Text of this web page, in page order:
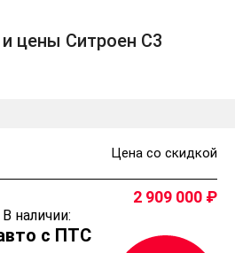
цены Ситроен С3
Цена со скидкой
2 909 000
В наличии:
с ПТС